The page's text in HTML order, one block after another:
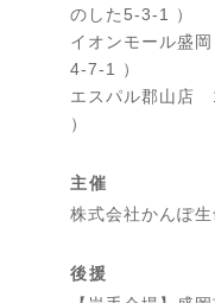
のした5-3-1 ）
イオンモール盛
4-7-1 ）
エスパル郡山店
）
主催
株式会社かんぽ生
後援